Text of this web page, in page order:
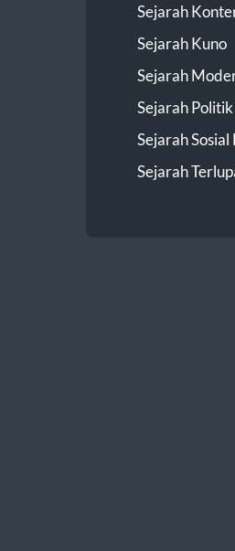
Sejarah
Sejarah Kuno
Sejarah
Sejarah
Sejarah Sosial
Sejarah